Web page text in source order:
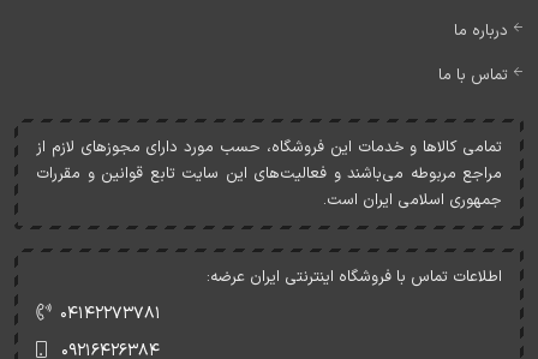
درباره ما
تماس با ما
تمامی کالاها و خدمات اين فروشگاه، حسب مورد دارای مجوزهای لازم از
مراجع مربوطه می‌باشند و فعاليت‌های اين سايت تابع قوانين و مقررات
جمهوری اسلامی ايران است.
اطلاعات تماس با فروشگاه اینترنتی ایران عرضه:
۰۴۱۴۲۲۷۳۷۸۱
۰۹۲۱۶۴۲۶۳۸۴